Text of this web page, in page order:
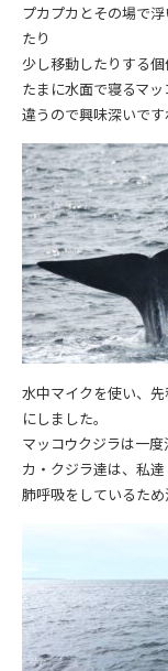
プカプカとその場で
たり
少し移動したりする個
たまに水面で寝るマ
違うので興味深いです
水中マイクを使い、
にしました。
マッコウクジラは一
カ・クジラ達は、私達
肺呼吸をしているた